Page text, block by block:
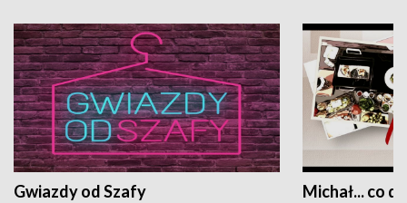
Gwiazdy od Szafy Michał... co